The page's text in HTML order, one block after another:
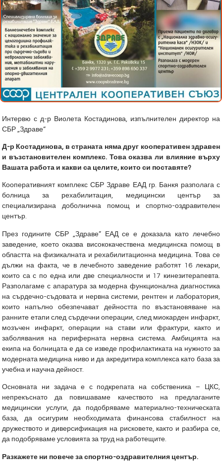
Интервю с д-р Виолета Костадинова, изпълнителен директор на
СБР „Здраве“
Д-р Костадинова, в страната няма друг кооперативен здравен
и възстановителен комплекс. Това оказва ли влияние върху
Вашата работа и какви са целите, които си поставяте?
Кооперативният комплекс СБР Здраве ЕАД гр. Банкя разполага с
болница за рехабилитация, медицински център за
специализирана доболнична помощ и спортно-оздравителен
център.
През годините СБР „Здраве” ЕАД се е доказала като лечебно
заведение, което оказва висококачествена медицинска помощ в
областта на физикалната и рехабилитационна медицина. Това се
дължи на факта, че в лечебното заведение работят 16 лекари,
които са с по една или две специалности и 17 кинезитерапевта.
Разполагаме с апаратура за модерна функционална диагностика
на сърдечно-съдовата и нервна системи, рентген и лаборатория,
които напълно обезпечават дейността по възстановяване на
ранните етапи след сърдечни операции, след миокарден инфаркт,
мозъчен инфаркт, операции на стави или фрактури, както и
заболявания на периферната нервна система. Амбицията на
екипа на болницата е да се изведе профилактиката на нужното за
модерната медицина ниво и да акредитира комплекса като база за
учебна и научна дейност.
Основната ни задача е с подкрепата на собственика – ЦКС,
непрекъснато да повишаваме качеството на предлаганите
медицински услуги, да подобряваме материално-техническата
база, да осигурим необходимата финансова стабилност на
дружеството и диверсификация на рисковете, както и разбира се,
да подобряваме условията за труд на работещите.
Разкажете ни повече за спортно-оздравителния център.